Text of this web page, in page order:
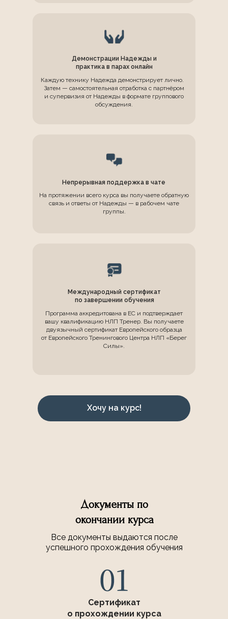
Непрерывная поддержка в чате
На протяжении всего курса вы получаете обратную
связь и ответы от Надежды — в рабочем чате
группы.
Каждую технику Надежда демонстрирует лично.
Затем — самостоятельная отработка с партнёром
и супервизия от Надежды в формате группового
обсуждения.
Демонстрации Надежды и
практика в парах онлайн
Программа аккредитована в ЕС и подтверждает
вашу квалификацию НЛП Тренер. Вы получаете
двуязычный сертификат Европейского образца
от Европейского Тренингового Центра НЛП «Берег
Силы».
Международный сертификат
по завершении обучения
Хочу на курс!
Документы по
окончании курса
Сертификат
о прохождении курса
Все документы выдаются после
успешного прохождения обучения